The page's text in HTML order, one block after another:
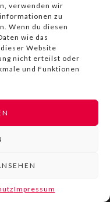
verwenden wir
zu
Wenn du diesen
wie das
Website
nicht erteilst oder
und Funktionen
Impressum
|DATENSCHUTZ